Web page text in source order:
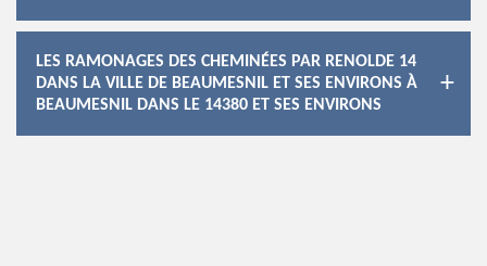
LES RAMONAGES DES CHEMINÉES PAR RENOLDE 14
DANS LA VILLE DE BEAUMESNIL ET SES ENVIRONS À
BEAUMESNIL DANS LE 14380 ET SES ENVIRONS